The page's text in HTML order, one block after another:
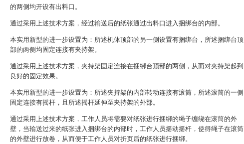
的两侧均开设有出料口。
通过采用上述技术方案，经过输送后的纸张通过出料口进入捆绑台的内部。
本实用新型的进一步设置为：所述机体顶部的另一侧设置有捆绑台，所述捆绑台顶
部的两侧均固定连接有夹持架。
通过采用上述技术方案，夹持架固定连接在捆绑台顶部的两侧，从而对夹持架起到
良好的固定效果。
本实用新型的进一步设置为：所述夹持架的内部转动连接有滚筒，所述滚筒的一侧
固定连接有摇杆，且所述摇杆延伸至夹持架的外部。
通过采用上述技术方案，工作人员将需要对纸张进行捆绑的绳子缠绕在滚筒的外
壁，当输送过来的纸张进入捆绑台的内部时，工作人员摇动摇杆，使得绳子在滚筒
的外壁进行放卷，从而便于工作人员对折页后的纸张进行捆绑。